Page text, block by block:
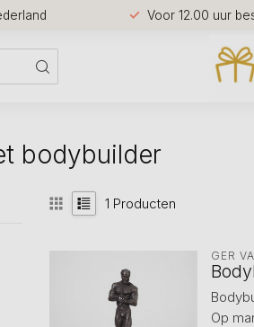
Voor 12.00 uur
bodybuilder
1 Producten
GER
Op